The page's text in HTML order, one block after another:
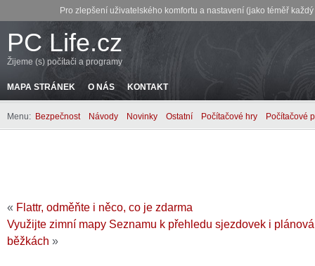
Pro zlepšení uživatelského komfortu a nastavení (jako téměř
PC Life.cz
Žijeme (s) počítači a programy
MAPA STRÁNEK O NÁS KONTAKT
Menu: Bezpečnost Návody Novinky Ostatní Počítačové hry Počítačové
« Flattr, odměňte i něco, co je zdarma
Využijte zimní mapy Seznamu k přehledu sjezdovek i
běžkách »